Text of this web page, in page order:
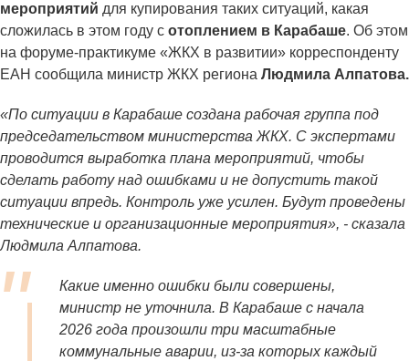
мероприятий для купирования таких ситуаций, какая
сложилась в этом году с отоплением в Карабаше. Об этом
на форуме‑практикуме «ЖКХ в развитии» корреспонденту
ЕАН сообщила министр ЖКХ региона Людмила Алпатова.
«По ситуации в Карабаше создана рабочая группа под
председательством министерства ЖКХ. С экспертами
проводится выработка плана мероприятий, чтобы
сделать работу над ошибками и не допустить такой
ситуации впредь. Контроль уже усилен. Будут проведены
технические и организационные мероприятия», - сказала
Людмила Алпатова.
Какие именно ошибки были совершены,
министр не уточнила. В Карабаше с начала
2026 года произошли три масштабные
коммунальные аварии, из-за которых каждый